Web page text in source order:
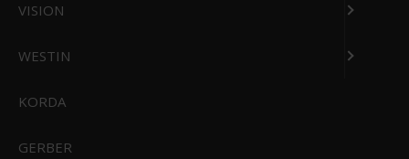
CIVIVI Elementum II Button Lock OD Green G10 Black Stonewashed
799,00 DKK
VISION
WESTIN
KORDA
GERBER